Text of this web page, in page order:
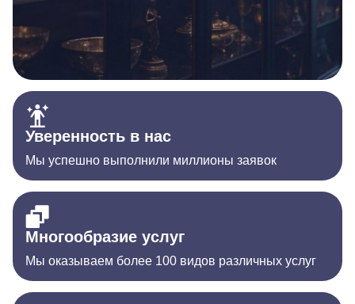
Уверенность в нас
Мы успешно выполнили миллионы заявок
Многообразие услуг
Мы оказываем более 100 видов различных услуг